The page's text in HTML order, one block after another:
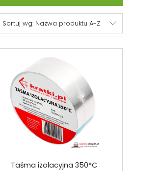
Sortuj wg: Nazwa produktu A-Z
Taśma izolacyjna 350°C